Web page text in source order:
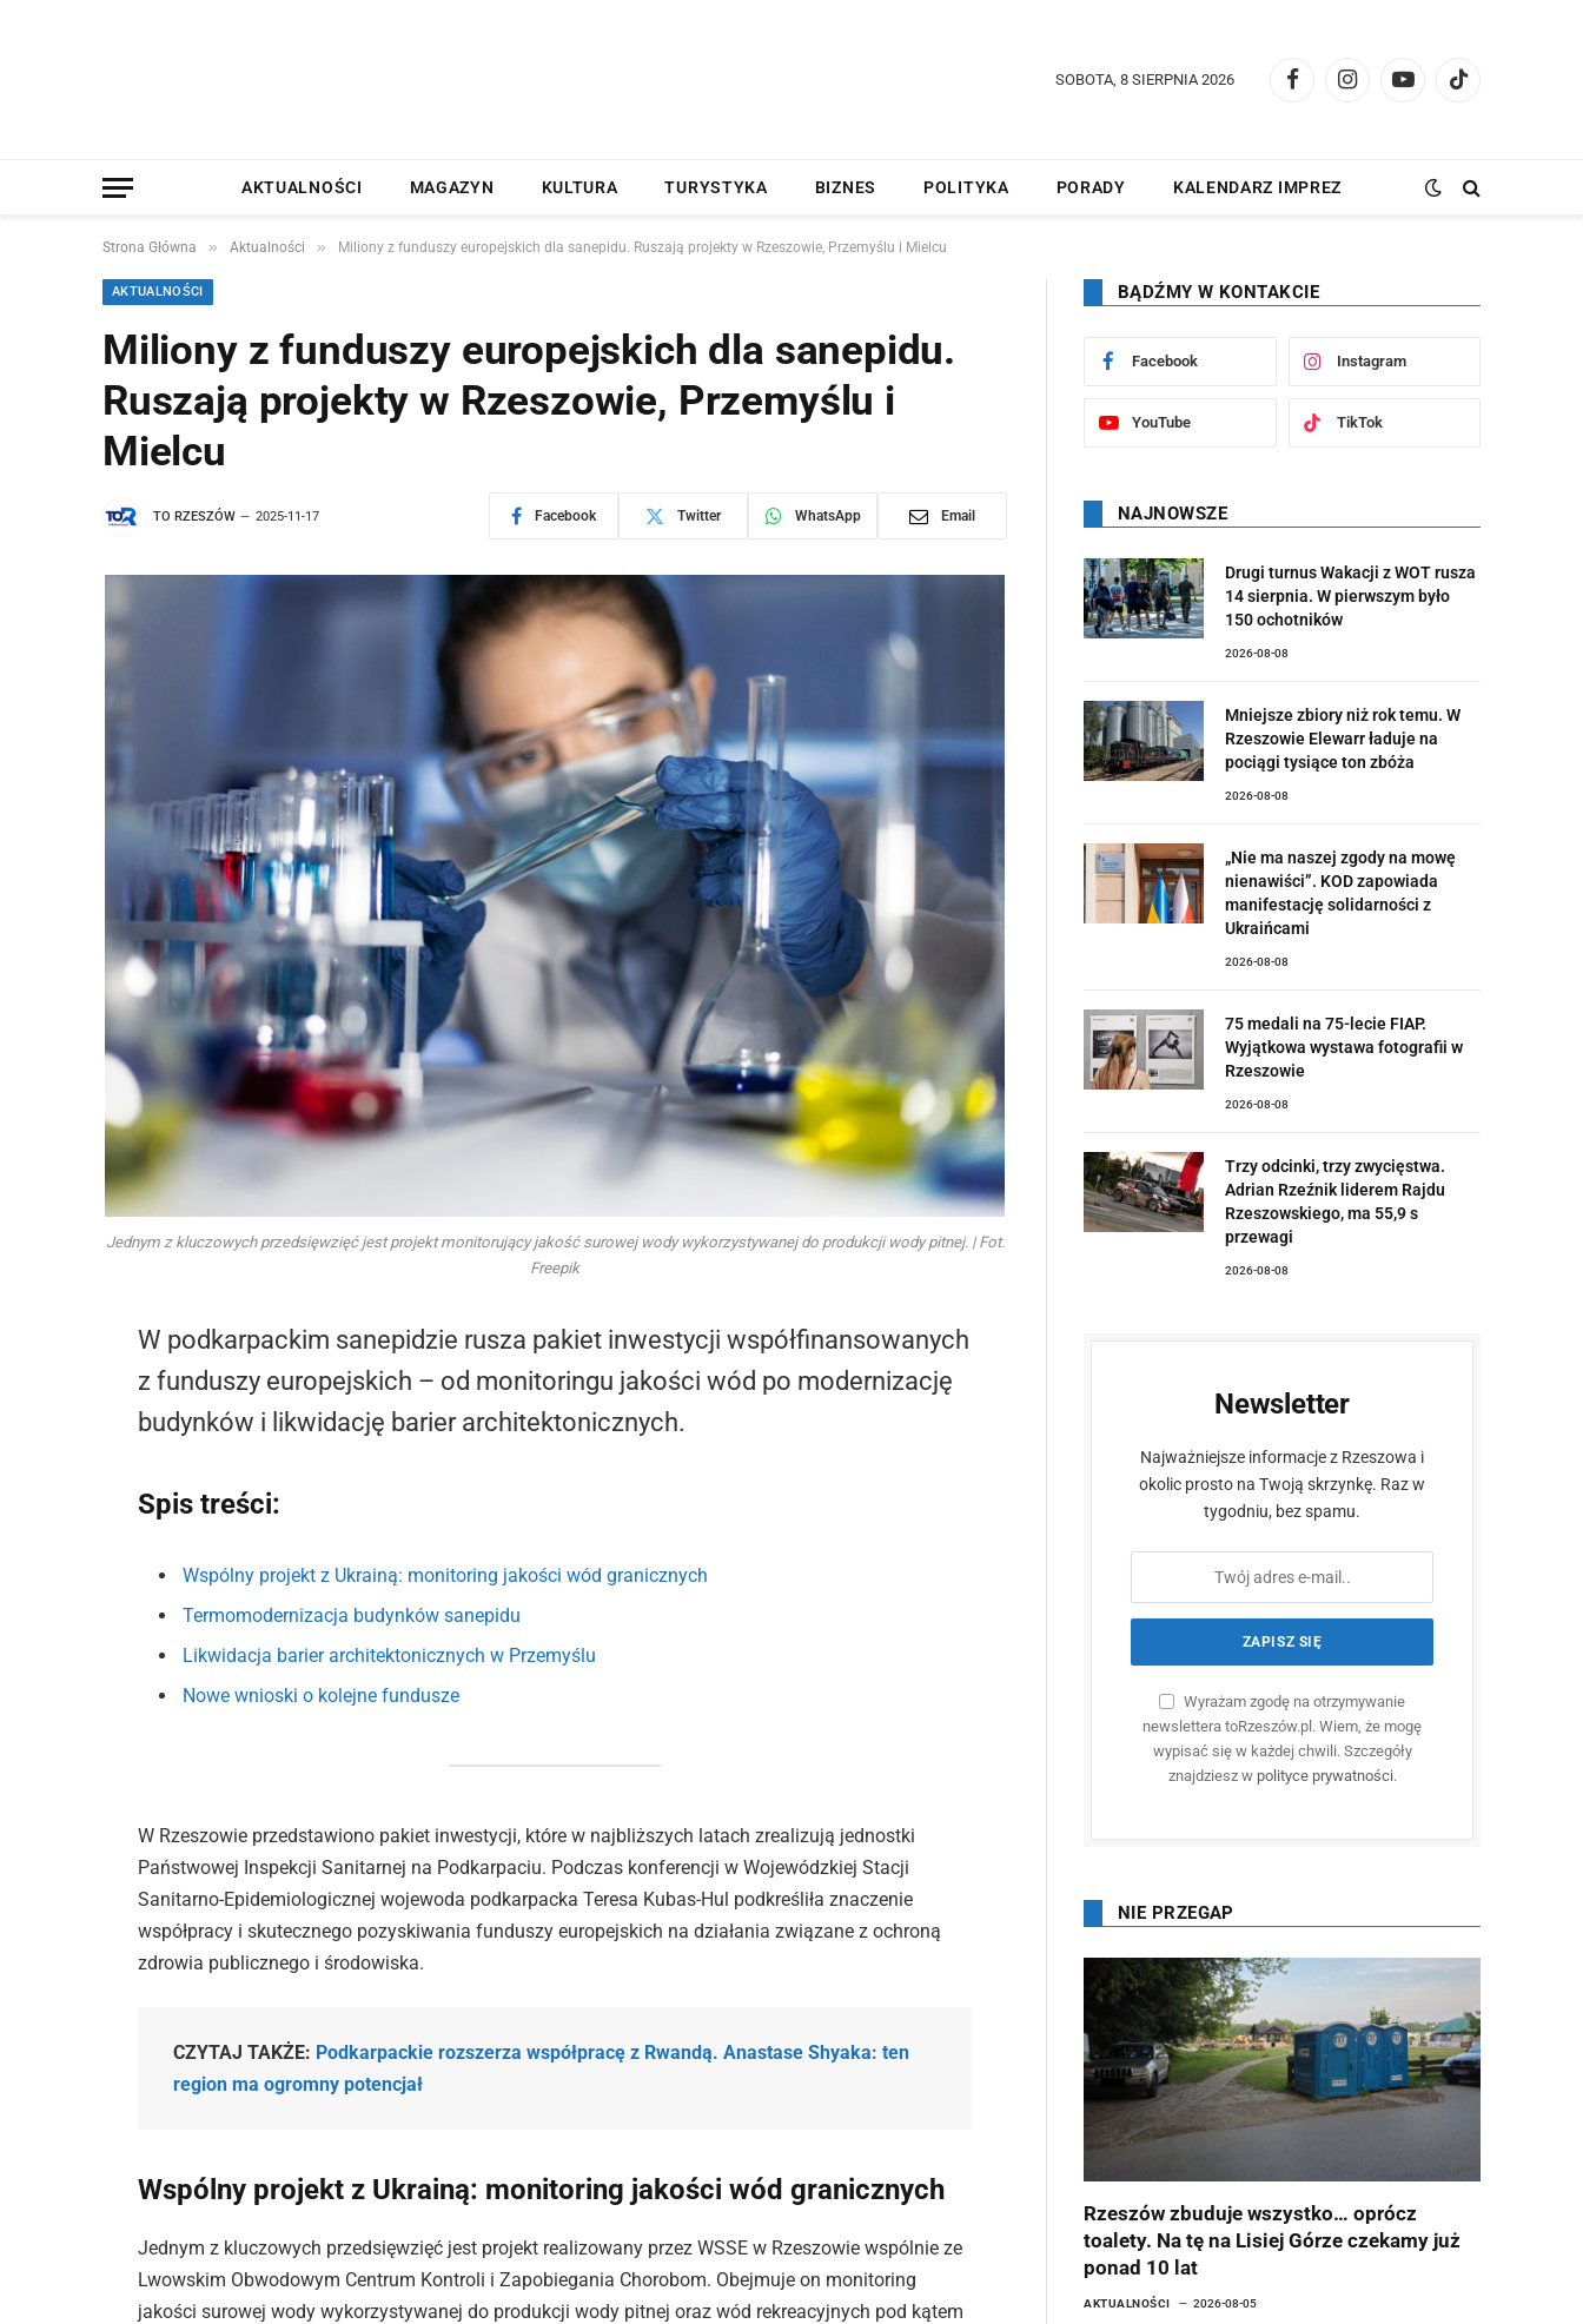
SOBOTA, 8 SIERPNIA 2026
FacebookInstagramYouTubeTikTok
AKTUALNOŚCI MAGAZYN KULTURA TURYSTYKA BIZNES POLITYKA PORADY KALENDARZ IMPREZ
Strona Główna » Aktualności » Miliony z funduszy europejskich dla sanepidu. Ruszają projekty w Rzeszowie, Przemyślu i Mielcu
AKTUALNOŚCI
Miliony z funduszy europejskich dla sanepidu.
Ruszają projekty w Rzeszowie, Przemyślu i
Mielcu
TO RZESZÓW 2025-11-17 Facebook Twitter WhatsApp Email
Jednym z kluczowych przedsięwzięć jest projekt monitorujący jakość surowej wody wykorzystywanej do produkcji wody pitnej. | Fot.
Freepik
W podkarpackim sanepidzie rusza pakiet inwestycji współfinansowanych
z funduszy europejskich – od monitoringu jakości wód po modernizację
budynków i likwidację barier architektonicznych.
Spis treści:
Wspólny projekt z Ukrainą: monitoring jakości wód granicznych
Termomodernizacja budynków sanepidu
Likwidacja barier architektonicznych w Przemyślu
Nowe wnioski o kolejne fundusze
W Rzeszowie przedstawiono pakiet inwestycji, które w najbliższych latach zrealizują jednostki
Państwowej Inspekcji Sanitarnej na Podkarpaciu. Podczas konferencji w Wojewódzkiej Stacji
Sanitarno-Epidemiologicznej wojewoda podkarpacka Teresa Kubas-Hul podkreśliła znaczenie
współpracy i skutecznego pozyskiwania funduszy europejskich na działania związane z ochroną
zdrowia publicznego i środowiska.
CZYTAJ TAKŻE: Podkarpackie rozszerza współpracę z Rwandą. Anastase Shyaka: ten
region ma ogromny potencjał
Wspólny projekt z Ukrainą: monitoring jakości wód granicznych
Jednym z kluczowych przedsięwzięć jest projekt realizowany przez WSSE w Rzeszowie wspólnie ze
Lwowskim Obwodowym Centrum Kontroli i Zapobiegania Chorobom. Obejmuje on monitoring
jakości surowej wody wykorzystywanej do produkcji wody pitnej oraz wód rekreacyjnych pod kątem
BĄDŹMY W KONTAKCIE
Facebook Instagram
YouTube TikTok
NAJNOWSZE
Drugi turnus Wakacji z WOT rusza
14 sierpnia. W pierwszym było
150 ochotników
2026-08-08
Mniejsze zbiory niż rok temu. W
Rzeszowie Elewarr ładuje na
pociągi tysiące ton zbóża
2026-08-08
„Nie ma naszej zgody na mowę
nienawiści”. KOD zapowiada
manifestację solidarności z
Ukraińcami
2026-08-08
75 medali na 75-lecie FIAP.
Wyjątkowa wystawa fotografii w
Rzeszowie
2026-08-08
Trzy odcinki, trzy zwycięstwa.
Adrian Rzeźnik liderem Rajdu
Rzeszowskiego, ma 55,9 s
przewagi
2026-08-08
Newsletter
Najważniejsze informacje z Rzeszowa i
okolic prosto na Twoją skrzynkę. Raz w
tygodniu, bez spamu.
Wyrażam zgodę na otrzymywanie
newslettera toRzeszów.pl. Wiem, że mogę
wypisać się w każdej chwili. Szczegóły
znajdziesz w polityce prywatności.
NIE PRZEGAP
Rzeszów zbuduje wszystko… oprócz
toalety. Na tę na Lisiej Górze czekamy już
ponad 10 lat
AKTUALNOŚCI 2026-08-05